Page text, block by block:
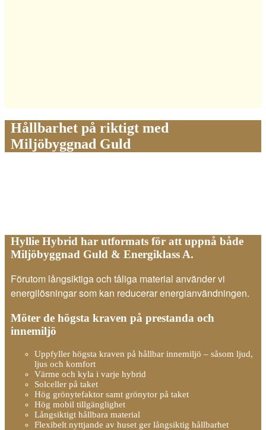
Hållbarhet på riktigt med
Miljöbyggnad Guld
Hyllie Hybrid har utformats för att uppnå både
Miljöbyggnad Guld & Energiklass A.
Förutom långsiktiga och tåliga material använder vi
energilösningar som kan reducerar energianvändningen.
Möter de högsta kraven på prestanda och
innemiljö
Uppfyller högsta kraven på hållbar innemiljö – såsom ljud,
ljus och komfort
Värme och kyla i varje hybrid
Solceller på taket
Hög grönytefaktor samt grönytor på taket
Hög mobil tillgänglighet
Långsiktigt hållbara material
Flexibelt nyttjande av huset ger långsiktig hållbarhet